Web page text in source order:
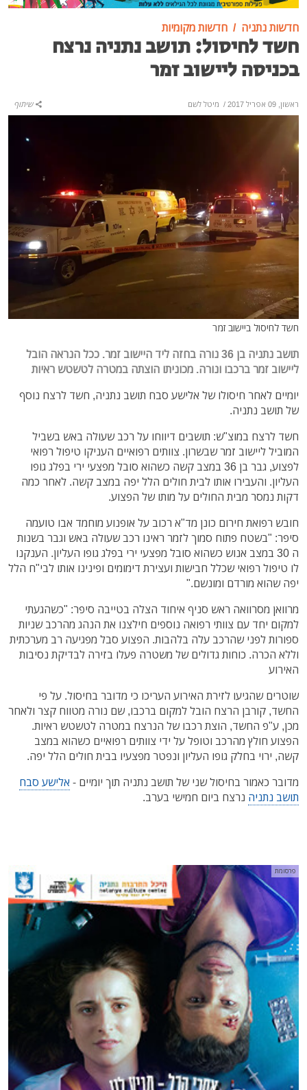
חדשות נתניה חדשות מקומיות
חשד לחיסול: תושב נתניה נרצח
בכניסה ליישוב זמר
ראשון, 09 אפריל 2017 / מיטל לשם שיתוף
חשד לחיסול ביישוב זמר
תושב נתניה בן 36 נורה בחזה ליד היישוב זמר. ככל הנראה הובל
ליישוב זמר ברכבו ונורה. מכוניתו הוצתה במטרה לטשטש ראיות
יומיים לאחר חיסולו של אלישע סבח תושב נתניה, חשד לרצח נוסף
של תושב נתניה.
חשד לרצח במוצ"ש: תושבים דיווחו על רכב שעולה באש בשביל
המוביל ליישוב זמר שבשרון. צוותים רפואיים העניקו טיפול רפואי
לפצוע, גבר בן 36 במצב קשה כשהוא סובל מפצעי ירי בפלג גופו
העליון. והעבירו אותו לבית חולים הלל יפה במצב קשה. לאחר כמה
דקות נמסר מבית החולים על מותו של הפצוע.
חובש רפואת חירום כונן מד"א רכוב על אופנוע מוחמד אבו טועמה
סיפר: "בשטח פתוח סמוך לזמר ראינו רכב שעולה באש וגבר בשנות
ה 30 במצב אנוש כשהוא סובל מפצעי ירי בפלג גופו העליון. הענקנו
לו טיפול רפואי שכלל חבישות ועצירת דימומים ופינינו אותו לבי"ח הלל
יפה שהוא מורדם ומונשם."
מרוואן מסרוואה ראש סניף איחוד הצלה בטייבה סיפר: "כשהגעתי
למקום יחד עם צוותי רפואה נוספים חילצנו את הנהג מהרכב שניות
ספורות לפני שהרכב עלה בלהבות. הפצוע סבל מפגיעה רב מערכתית
וללא הכרה. כוחות גדולים של משטרה פעלו בזירה לבדיקת נסיבות
האירוע
שוטרים שהגיעו לזירת האירוע העריכו כי מדובר בחיסול. על פי
החשד, קורבן הרצח הובל למקום ברכבו, שם נורה מטווח קצר ולאחר
מכן, ע"פ החשד, הוצת רכבו של הנרצח במטרה לטשטש ראיות.
הפצוע חולץ מהרכב וטופל על ידי צוותים רפואיים כשהוא במצב
קשה, ירוי בחלק גופו העליון ונפטר מפצעיו בבית חולים הלל יפה.
מדובר כאמור בחיסול שני של תושב נתניה תוך יומיים - אלישע סבח
תושב נתניה נרצח ביום חמישי בערב.
פרסומת